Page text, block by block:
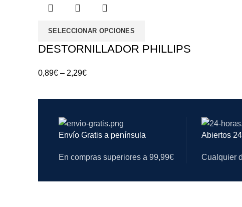
SELECCIONAR OPCIONES
DESTORNILLADOR PHILLIPS
0,89€ – 2,29€
Envío Gratis a península
En compras superiores a 99,99€
Abiertos
Cualquier